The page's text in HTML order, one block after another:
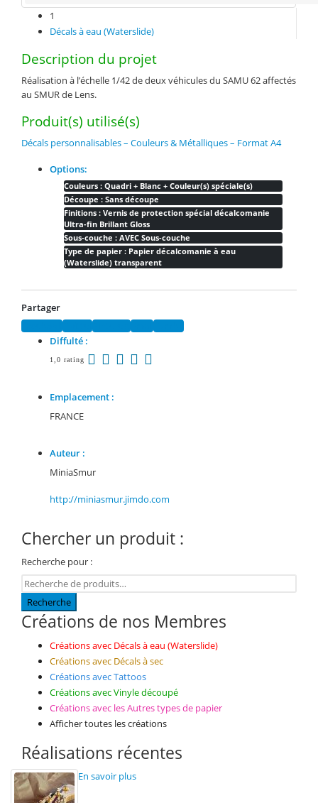
1
Décals à eau (Waterslide)
Description du projet
Réalisation à l’échelle 1/42 de deux véhicules du SAMU 62 affectés
au SMUR de Lens.
Produit(s) utilisé(s)
Décals personnalisables – Couleurs & Métalliques – Format A4
Options:
Couleurs : Quadri + Blanc + Couleur(s) spéciale(s)
Découpe : Sans découpe
Finitions : Vernis de protection spécial décalcomanie
Ultra-fin Brillant Gloss
Sous-couche : AVEC Sous-couche
Type de papier : Papier décalcomanie à eau
(Waterslide) transparent
Partager
FacebookTwitterPinterestEmailTumblr
Diffulté :
1,0 rating
Emplacement :
FRANCE
Auteur :
MiniaSmur
http://miniasmur.jimdo.com
Chercher un produit :
Recherche pour :
Recherche
Créations de nos Membres
Créations avec Décals à eau (Waterslide)
Créations avec Décals à sec
Créations avec Tattoos
Créations avec Vinyle découpé
Créations avec les Autres types de papier
Afficher toutes les créations
Réalisations récentes
En savoir plus